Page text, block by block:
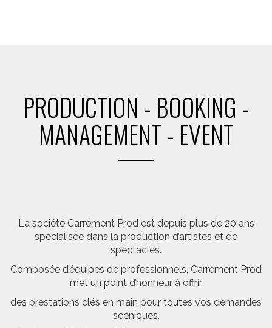
PRODUCTION - BOOKING -
MANAGEMENT - EVENT
La société Carrément Prod est depuis plus de 20 ans
spécialisée dans la production d’artistes et de
spectacles.
Composée d’équipes de professionnels, Carrément Prod
met un point d’honneur à offrir
des prestations clés en main pour toutes vos demandes
scéniques.